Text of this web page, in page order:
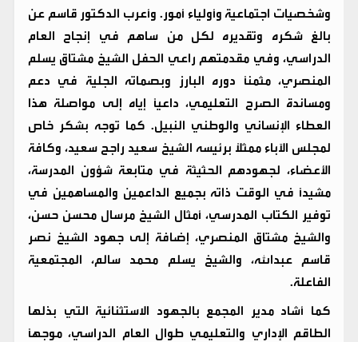
وشخصيات اجتماعية وأولياء أمور. وأعرب الدكتور قاسم عن
بالغ شكره وتقديره لكل من ساهم في إنجاح العام
الدراسي، وفي مقدمتهم راعي الحفل الشيخ مشتاق يسلم
المنصري، مثمناً دوره البارز وبصماته الجلية في دعم
ومساندة الصرح التعليمي، داعياً إياه إلى مواصلة هذا
العطاء الإنساني والوطني النبيل. كما توجه بشكر خاص
لمجلس الآباء ممثلاً برئيسه الشيخ سعيد راجح سعيد، وكافة
الأعضاء، لجهودهم الحثيثة في متابعة شؤون المدرسة،
مشيداً في الوقت ذاته بجميع الداعمين والمساهمين في
توفير الكتاب المدرسي، أمثال الشيخ مرسال محسن حسن،
والشيخ مشتاق المنصري، إضافة إلى جهود الشيخ نصر
قاسم عبدالله، والشيخ يسلم محمد سالم، المجتمعية
الفاعلة.
​كما أشاد مدير المجمع بالجهود الاستثنائية التي بذلها
الطاقم الإداري والتعليمي طوال العام الدراسي، موجهاً